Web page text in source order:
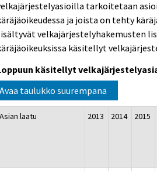
tarkoitetaan
ja joista on tehty
velkajärjestelyhakemusten
käsitellyt
käsitellyt
Avaa taulukko suurempana
Asian laatu 2013 2014 2015